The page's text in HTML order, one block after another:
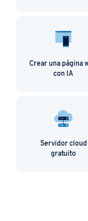
Crear una página
con IA
Servidor cloud
gratuito